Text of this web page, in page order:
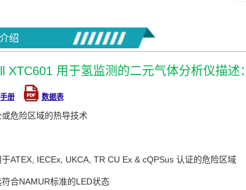
绍
XTC601 用于氢监测的二元气体分析仪描述：
册 数据表
危险区域的热导技术
ATEX, IECEx, UKCA, TR CU Ex & cQPSus 认证的危险区域
合NAMUR标准的LED状态